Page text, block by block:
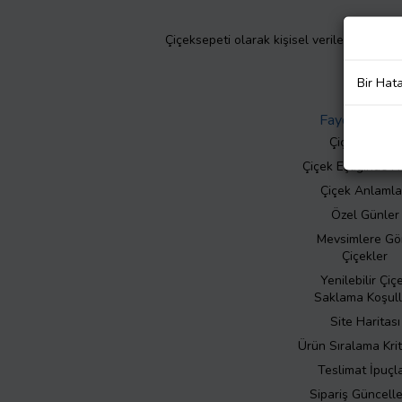
Çiçeksepeti olarak kişisel verilerinizin
Faydalı Bilgiler
Çiçek Bakımı
Çiçek Eşliğinde
Çiçek
Özel Günler
Mevsimlere
Çiçekler
Yenilebilir
Saklama
Site Haritası
Ürün Sıralama
Teslimat
Sipariş
Bir